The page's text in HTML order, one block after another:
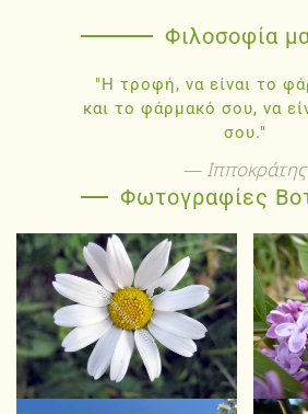
Φιλοσοφία
"Η τροφή, να είναι το
και το φάρμακό σου, να
σου."
Ιπποκράτης
Φωτογραφίες